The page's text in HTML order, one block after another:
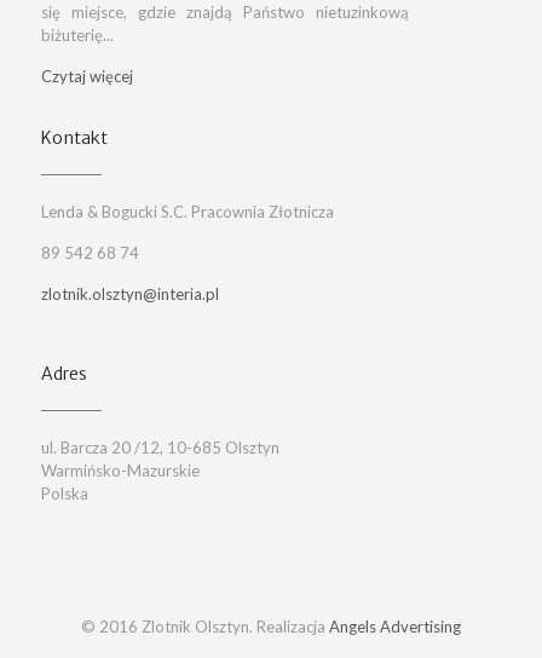
się miejsce, gdzie znajdą Państwo nietuzinkową
biżuterię...
Czytaj więcej
Kontakt
Lenda & Bogucki S.C. Pracownia Złotnicza
89 542 68 74
zlotnik.olsztyn@interia.pl
Adres
ul. Barcza 20 /12, 10-685 Olsztyn
Warmińsko-Mazurskie
Polska
© 2016 Zlotnik Olsztyn. Realizacja Angels Advertising